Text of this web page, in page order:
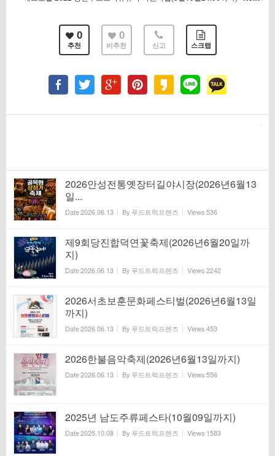
0
추천
0
비추천 신고 스크랩
2026안성전통옛장터길야시장(2026년6월13
일...
Date2026.06.13 By 푸드트럭프렌즈 Views536
제9회당진합덕연꽃축제(2026년6월20일까
지)
Date2026.06.13 By 푸드트럭프렌즈 Views2242
2026서초보훈문화페스티벌(2026년6월13일
까지)
Date2026.06.13 By 푸드트럭프렌즈 Views453
2026한불음악축제(2026년6월13일까지)
Date2026.06.13 By 푸드트럭프렌즈 Views556
2025년 남도주류페스타(10월09일까지)
Date2025.10.08 By 푸드트럭프렌즈 Views 1583